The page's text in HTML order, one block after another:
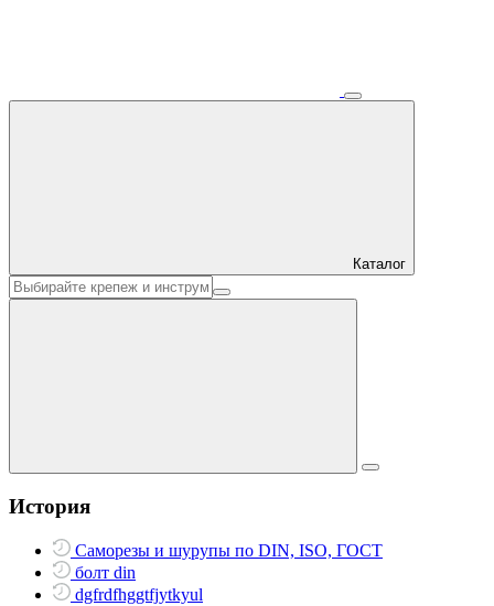
Каталог
История
Саморезы и шурупы по DIN, ISO, ГОСТ
болт din
dgfrdfhggtfjytkyul